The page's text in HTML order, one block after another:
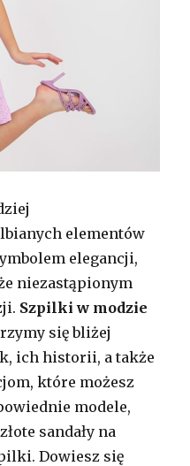
elementów
elegancji,
niezastąpionym
Szpilki w modzie
się bliżej
ich historii, a także
które możesz
modele,
sandały na
Dowiesz się